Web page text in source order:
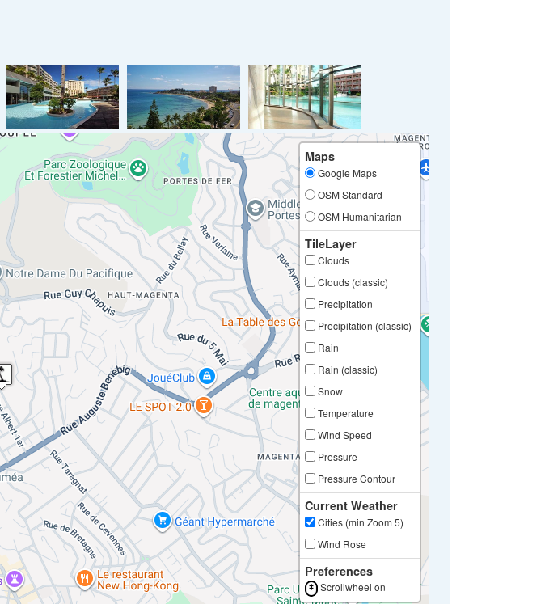
Maps
Google Maps
OSM Standard
OSM Humanitarian
TileLayer
Clouds
Clouds (classic)
Precipitation
Precipitation (classic)
Rain
Rain (classic)
Snow
Temperature
Wind Speed
Pressure
Pressure Contour
Current Weather
Cities (min Zoom 5)
Wind Rose
Preferences
Scrollwheel on